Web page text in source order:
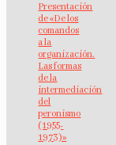
Presentación
de «De los
comandos
a la
organización.
Las formas
de la
intermediación
del
peronismo
(1955-
1973)»